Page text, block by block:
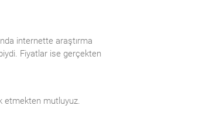
internette araştırma
Fiyatlar ise gerçekten
etmekten mutluyuz.